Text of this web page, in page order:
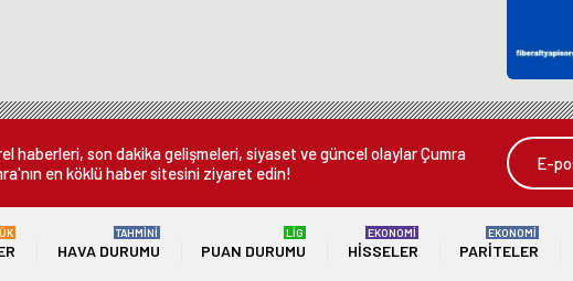
haberleri, son dakika gelişmeleri, siyaset ve güncel olaylar Çumra
en köklü haber sitesini ziyaret edin!
HAVA DURUMU
TAHMİNİ
PUAN DURUMU
LİG
HISSELER
EKONOMİ
PARITELER
EKONOMİ